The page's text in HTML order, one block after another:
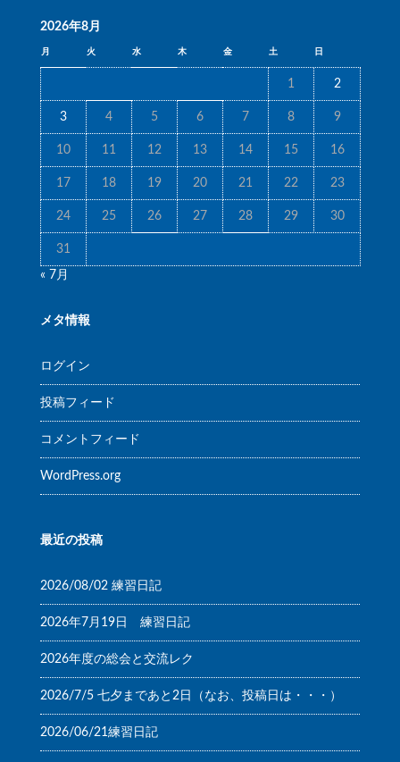
2026年8月
月 火 水 木 金 土 日
1 2
3 4 5 6 7 8 9
10 11 12 13 14 15 16
17 18 19 20 21 22 23
24 25 26 27 28 29 30
31
« 7月
メタ情報
ログイン
投稿フィード
コメントフィード
WordPress.org
最近の投稿
2026/08/02 練習日記
2026年7月19日 練習日記
2026年度の総会と交流レク
2026/7/5 七夕まであと2日（なお、投稿日は・・・）
2026/06/21練習日記